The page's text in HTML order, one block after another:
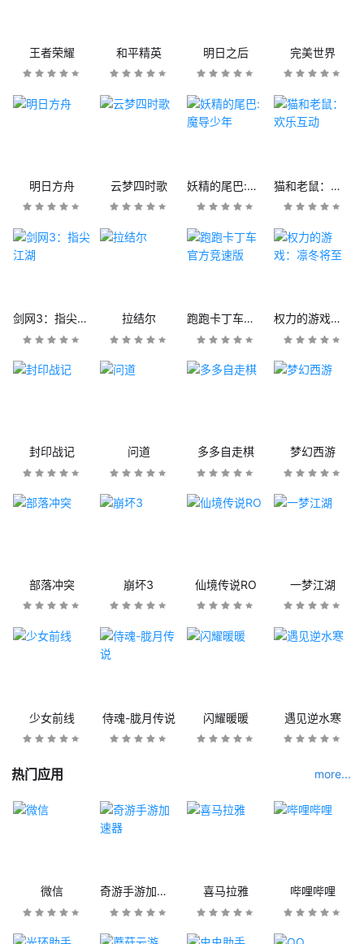
王者荣耀 和平精英 明日之后 完美世界
明日方舟 云梦四时歌 妖精的尾巴:魔导少年 猫和老鼠：欢乐互动
剑网3：指尖江湖 拉结尔 跑跑卡丁车官方竞速版 权力的游戏：凛冬将至
封印战记 问道 多多自走棋 梦幻西游
部落冲突 崩坏3 仙境传说RO 一梦江湖
少女前线 侍魂-胧月传说 闪耀暖暖 遇见逆水寒
热门应用 more...
微信 奇游手游加速器 喜马拉雅 哔哩哔哩